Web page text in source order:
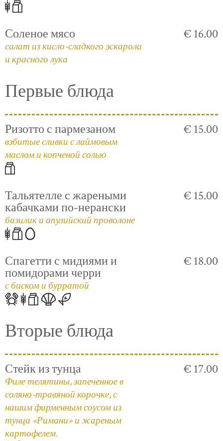
Соленое мясо
салат из кисло-сладкого эскарола
и красного лука
€ 16.00
Первые блюда
Ризотто с пармезаном
взбитые сливки с лаймовым
маслом и копченой солью
€ 15.00
Тальятелле с жареными
кабачками по-нерански
базилик и апулийский проволоне
€ 15.00
Спагетти с мидиями и
помидорами черри
с биском и бурратой
€ 18.00
Вторые блюда
Стейк из тунца
Филе телятины, запеченное в
соляно-травяной корочке, с
нашим фирменным соусом из
тунца «Римани» и жареным
картофелем.
€ 17.00